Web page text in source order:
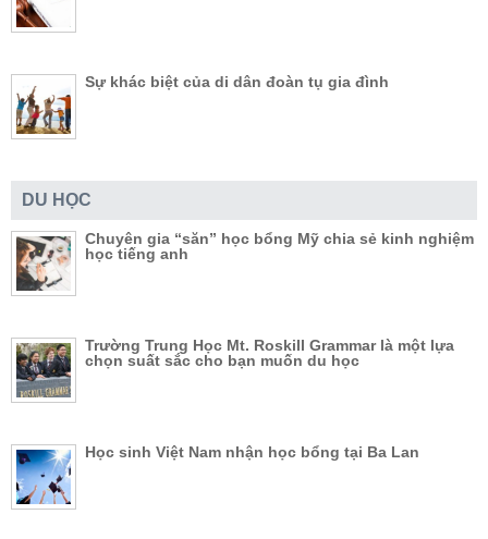
Sự khác biệt của di dân đoàn tụ gia đình
DU HỌC
Chuyên gia “săn” học bổng Mỹ chia sẻ kinh nghiệm
học tiếng anh
Trường Trung Học Mt. Roskill Grammar là một lựa
chọn suất sắc cho bạn muốn du học
Học sinh Việt Nam nhận học bổng tại Ba Lan